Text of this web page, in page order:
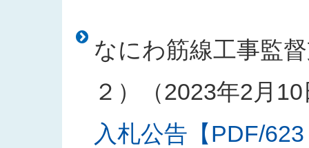
なにわ筋線工事監
２）（2023年2月
入札公告【PDF/